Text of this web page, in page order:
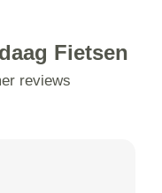
Fietsen
reviews